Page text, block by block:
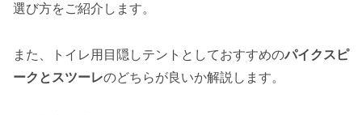
選び方をご紹介します。
また、トイレ用目隠しテントとしておすすめのパイクスピ
ークとスツーレのどちらが良いか解説します。